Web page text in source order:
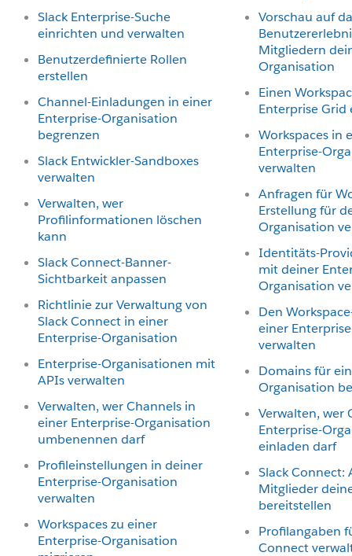
Slack Enterprise-Suche
einrichten und verwalten
Benutzerdefinierte Rollen
erstellen
Channel-Einladungen in einer
Enterprise-Organisation
begrenzen
Slack Entwickler-Sandboxes
verwalten
Verwalten, wer
Profilinformationen löschen
kann
Slack Connect-Banner-
Sichtbarkeit anpassen
Richtlinie zur Verwaltung von
Slack Connect in einer
Enterprise-Organisation
Enterprise-Organisationen mit
APIs verwalten
Verwalten, wer Channels in
einer Enterprise-Organisation
umbenennen darf
Profileinstellungen in deiner
Enterprise-Organisation
verwalten
Workspaces zu einer
Enterprise-Organisation
Vorschau auf
Mitgliedern
Organisation
Einen
Enterprise Grid
Workspaces in
Enterprise-
verwalten
Anfragen für
Erstellung für
Organisation
Identitäts-
mit deiner
Organisation
Den
einer
verwalten
Domains für
Organisation
Verwalten, wer
Enterprise-
einladen darf
Slack
Mitglieder
bereitstellen
Profilangaben
Connect